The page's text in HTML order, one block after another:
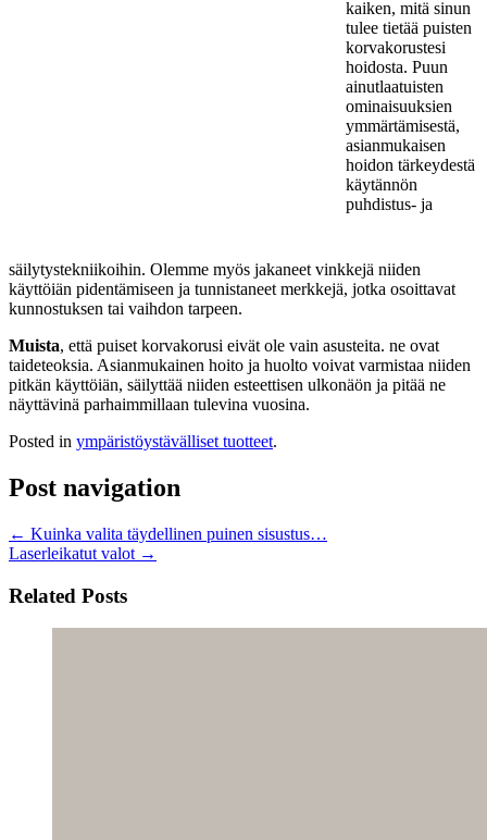
kaiken, mitä sinun
tulee tietää puisten
korvakorustesi
hoidosta. Puun
ainutlaatuisten
ominaisuuksien
ymmärtämisestä,
asianmukaisen
hoidon tärkeydestä
käytännön
puhdistus- ja
säilytystekniikoihin. Olemme myös jakaneet vinkkejä niiden
käyttöiän pidentämiseen ja tunnistaneet merkkejä, jotka osoittavat
kunnostuksen tai vaihdon tarpeen.
Muista, että puiset korvakorusi eivät ole vain asusteita. ne ovat
taideteoksia. Asianmukainen hoito ja huolto voivat varmistaa niiden
pitkän käyttöiän, säilyttää niiden esteettisen ulkonäön ja pitää ne
näyttävinä parhaimmillaan tulevina vuosina.
Posted in ympäristöystävälliset tuotteet.
Post navigation
← Kuinka valita täydellinen puinen sisustus…
Laserleikatut valot →
Related Posts